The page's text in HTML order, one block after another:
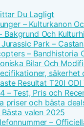
Du Lagligt
– Kulturkanon
Bakgrund Och
Park –
– Bandhistoria
Bilar Och
säkerhet
Resultat T20I ODI
– Test, Pris och
priser och bästa
valen 2025
–